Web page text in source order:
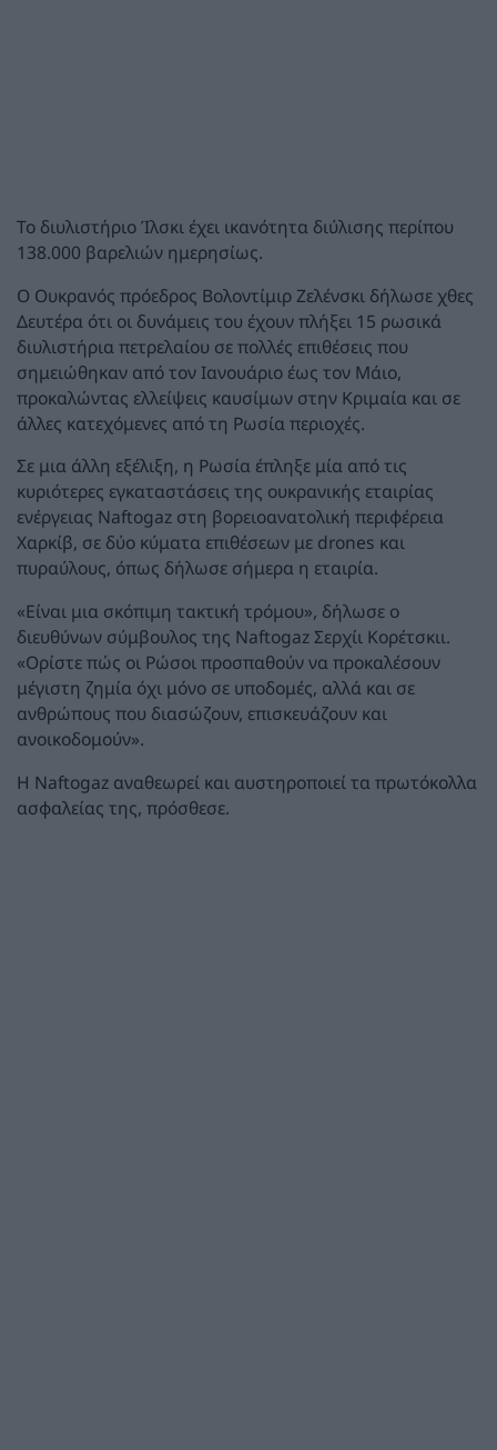
Το διυλιστήριο Ίλσκι έχει ικανότητα διύλισης περίπου
138.000 βαρελιών ημερησίως.
Ο Ουκρανός πρόεδρος Βολοντίμιρ Ζελένσκι δήλωσε χθες
Δευτέρα ότι οι δυνάμεις του έχουν πλήξει 15 ρωσικά
διυλιστήρια πετρελαίου σε πολλές επιθέσεις που
σημειώθηκαν από τον Ιανουάριο έως τον Μάιο,
προκαλώντας ελλείψεις καυσίμων στην Κριμαία και σε
άλλες κατεχόμενες από τη Ρωσία περιοχές.
Σε μια άλλη εξέλιξη, η Ρωσία έπληξε μία από τις
κυριότερες εγκαταστάσεις της ουκρανικής εταιρίας
ενέργειας Naftogaz στη βορειοανατολική περιφέρεια
Χαρκίβ, σε δύο κύματα επιθέσεων με drones και
πυραύλους, όπως δήλωσε σήμερα η εταιρία.
«Είναι μια σκόπιμη τακτική τρόμου», δήλωσε ο
διευθύνων σύμβουλος της Naftogaz Σερχίι Κορέτσκιι.
«Ορίστε πώς οι Ρώσοι προσπαθούν να προκαλέσουν
μέγιστη ζημία όχι μόνο σε υποδομές, αλλά και σε
ανθρώπους που διασώζουν, επισκευάζουν και
ανοικοδομούν».
Η Naftogaz αναθεωρεί και αυστηροποιεί τα πρωτόκολλα
ασφαλείας της, πρόσθεσε.